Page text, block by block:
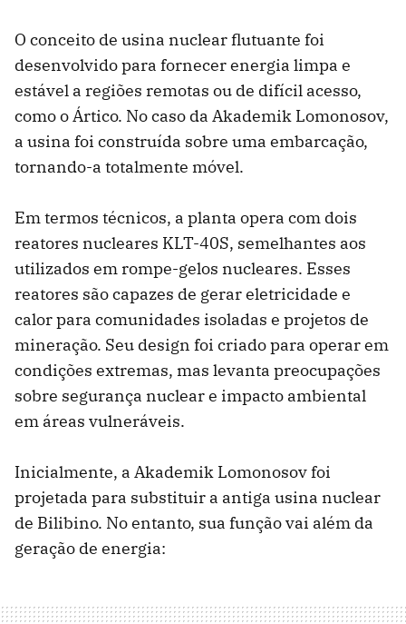
O conceito de usina nuclear flutuante foi
desenvolvido para fornecer energia limpa e
estável a regiões remotas ou de difícil acesso,
como o Ártico. No caso da Akademik Lomonosov,
a usina foi construída sobre uma embarcação,
tornando-a totalmente móvel.
Em termos técnicos, a planta opera com dois
reatores nucleares KLT-40S, semelhantes aos
utilizados em rompe-gelos nucleares. Esses
reatores são capazes de gerar eletricidade e
calor para comunidades isoladas e projetos de
mineração. Seu design foi criado para operar em
condições extremas, mas levanta preocupações
sobre segurança nuclear e impacto ambiental
em áreas vulneráveis.
Inicialmente, a Akademik Lomonosov foi
projetada para substituir a antiga usina nuclear
de Bilibino. No entanto, sua função vai além da
geração de energia: